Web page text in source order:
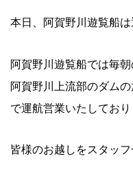
本日、阿賀野川遊覧船
阿賀野川遊覧船では毎
阿賀野川上流部のダム
で運航営業いたしており
皆様のお越しをスタッ